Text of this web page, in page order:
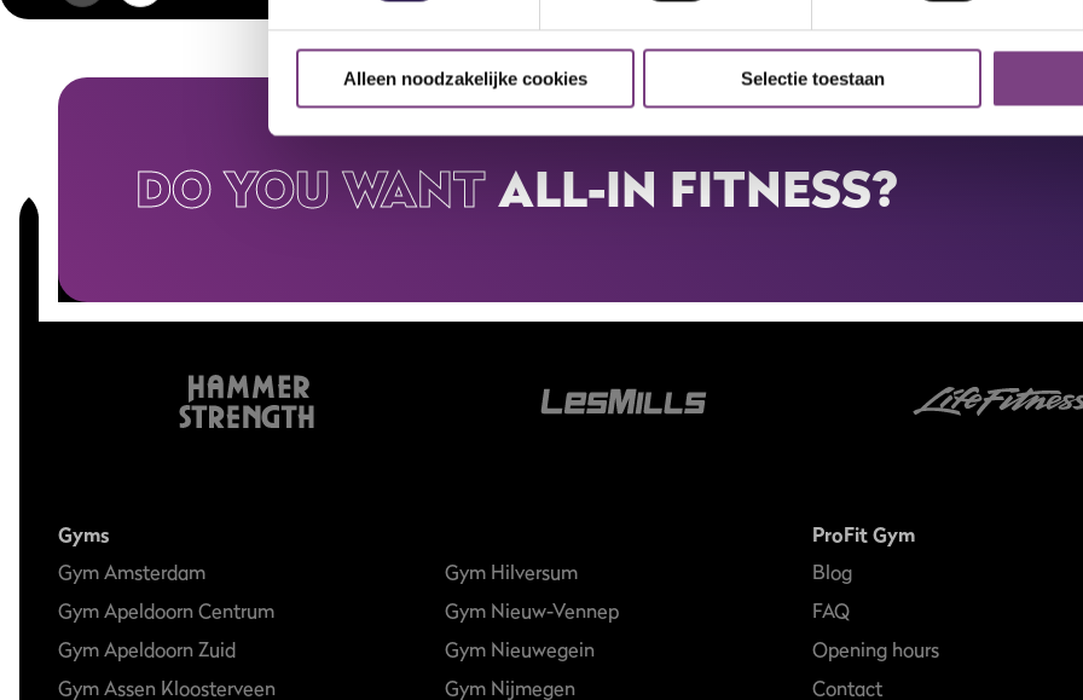
Alleen noodzakelijke cookies Selectie toestaan
DO YOU WANTALL-IN FITNESS?
Gyms
Gym Amsterdam
Gym Apeldoorn Centrum
Gym Apeldoorn Zuid
Gym Assen Kloosterveen
Gym Hilversum
Gym Nieuw-Vennep
Gym Nieuwegein
Gym Nijmegen
ProFit Gym
Blog
FAQ
Opening hours
Contact